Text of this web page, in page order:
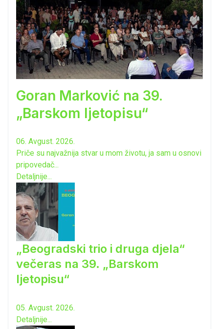
Goran Marković na 39.
„Barskom ljetopisu“
06. Avgust. 2026.
Priče su najvažnija stvar u mom životu, ja sam u osnovi
pripovedač...
Detaljnije...
„Beogradski trio i druga djela“
večeras na 39. „Barskom
ljetopisu“
05. Avgust. 2026.
Detaljnije...